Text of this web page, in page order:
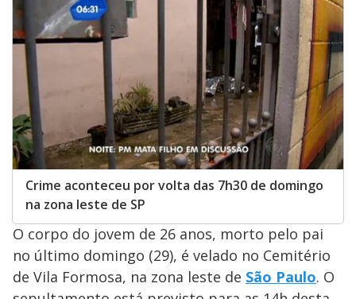
Crime aconteceu por volta das 7h30 de domingo
na zona leste de SP
O corpo do jovem de 26 anos, morto pelo pai
no último domingo (29), é velado no Cemitério
de Vila Formosa, na zona leste de São Paulo. O